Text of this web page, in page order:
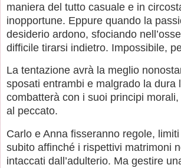
maniera del tutto casuale e in
inopportune. Eppure quando la
desiderio ardono, sfociando
difficile tirarsi indietro. Impossibile,
La tentazione avrà la meglio
sposati entrambi e malgrado la dura
combatterà con i suoi principi
al peccato.
Carlo e Anna fisseranno regole,
subito affinché i rispettivi matrimoni
intaccati dall’adulterio. Ma gestire